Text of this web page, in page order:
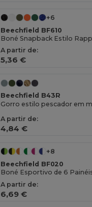
+6
Beechfield BF610
A partir de:
5,36 €
Beechfield B43R
Gorro estilo pescador em
A partir de:
4,84 €
+8
Beechfield BF020
Boné Esportivo de 6
A partir de:
6,69 €